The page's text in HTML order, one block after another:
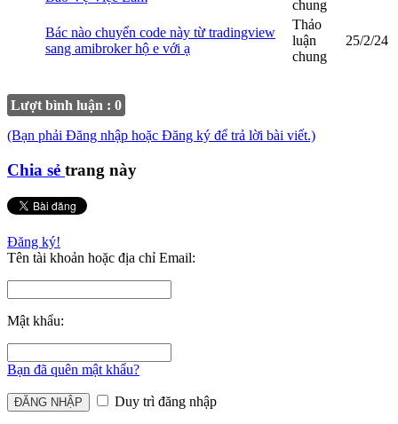
chung
Bác nào chuyển code này từ tradingview
sang amibroker hộ e với ạ
Thảo
luận
chung
25/2/24
Lượt bình luận : 0
(Bạn phải Đăng nhập hoặc Đăng ký để trả lời bài viết.)
Chia sẻ trang này
Đăng ký!
Tên tài khoản hoặc địa chỉ Email:
Mật khẩu:
Bạn đã quên mật khẩu?
Duy trì đăng nhập